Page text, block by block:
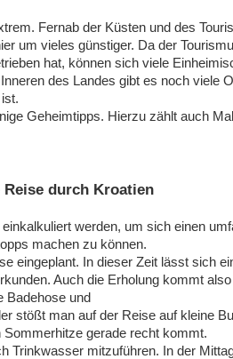
Fernab der Küsten und des
um vieles günstiger. Da der
hat, können sich viele
des Landes gibt es noch viele
Geheimtipps. Hierzu zählt auch
durch Kroatien
werden, um sich einen
machen zu können.
eingeplant. In dieser Zeit lässt sich
Auch die Erholung kommt
Badehose und
stößt man auf der Reise auf kleine
gerade recht kommt.
Trinkwasser mitzuführen. In der